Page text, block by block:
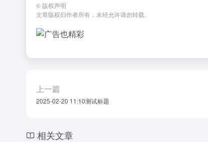
© 版权声明
文章版权归作者所有，未经允许请勿转载。
上一篇
2025-02-20 11:10测试标题
相关文章